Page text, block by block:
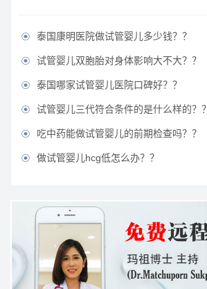
 泰国康明医院做试管婴儿多少钱？？
 试管婴儿双胞胎对身体影响大不大？？
 泰国哪家试管婴儿医院口碑好？？
 试管婴儿三代符合条件的是什么样的？？
 吃中药能做试管婴儿的前期检查吗？？
 做试管婴儿hcg低怎么办？？